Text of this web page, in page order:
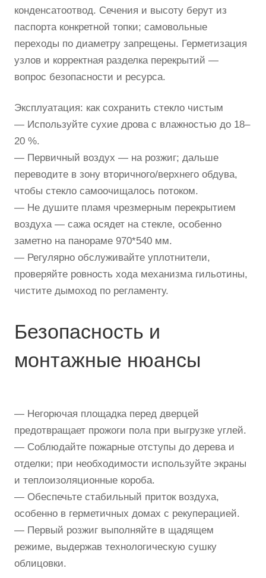
конденсатоотвод. Сечения и высоту берут из
паспорта конкретной топки; самовольные
переходы по диаметру запрещены. Герметизация
узлов и корректная разделка перекрытий —
вопрос безопасности и ресурса.
Эксплуатация: как сохранить стекло чистым
— Используйте сухие дрова с влажностью до 18–
20 %.
— Первичный воздух — на розжиг; дальше
переводите в зону вторичного/верхнего обдува,
чтобы стекло самоочищалось потоком.
— Не душите пламя чрезмерным перекрытием
воздуха — сажа осядет на стекле, особенно
заметно на панораме 970*540 мм.
— Регулярно обслуживайте уплотнители,
проверяйте ровность хода механизма гильотины,
чистите дымоход по регламенту.
Безопасность и
монтажные нюансы
— Негорючая площадка перед дверцей
предотвращает прожоги пола при выгрузке углей.
— Соблюдайте пожарные отступы до дерева и
отделки; при необходимости используйте экраны
и теплоизоляционные короба.
— Обеспечьте стабильный приток воздуха,
особенно в герметичных домах с рекуперацией.
— Первый розжиг выполняйте в щадящем
режиме, выдержав технологическую сушку
облицовки.